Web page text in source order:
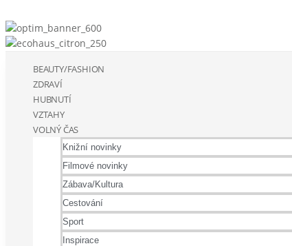
BEAUTY/FASHION
ZDRAVÍ
HUBNUTÍ
VZTAHY
VOLNÝ ČAS
Knižní novinky
Filmové novinky
Zábava/Kultura
Cestování
Sport
Inspirace